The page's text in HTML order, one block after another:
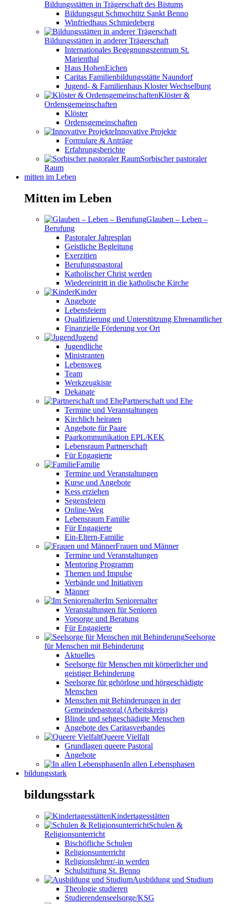
Bildungsstätten in Trägerschaft des Bistums
Bildungsgut Schmochtitz Sankt Benno
Winfriedhaus Schmiedeberg
Bildungsstätten in anderer Trägerschaft
Internationales Begegnungszentrum St.
Marienthal
Haus HohenEichen
Caritas Familienbildungsstätte Naundorf
Jugend- & Familienhaus Kloster Wechselburg
Klöster &
Ordensgemeinschaften
Klöster
Ordensgemeinschaften
Innovative Projekte
Formulare & Anträge
Erfahrungsberichte
Sorbischer pastoraler
Raum
mitten im Leben
Mitten im Leben
Glauben – Leben –
Berufung
Pastoraler Jahresplan
Geistliche Begleitung
Exerzitien
Berufungspastoral
Katholischer Christ werden
Wiedereintritt in die katholische Kirche
Kinder
Angebote
Lebensfeiern
Qualifizierung und Unterstützung Ehrenamtlicher
Finanzielle Förderung vor Ort
Jugend
Jugendliche
Ministranten
Lebensweg
Team
Werkzeugkiste
Dekanate
Partnerschaft und Ehe
Termine und Veranstaltungen
Kirchlich heiraten
Angebote für Paare
Paarkommunikation EPL/KEK
Lebensraum Partnerschaft
Für Engagierte
Familie
Termine und Veranstaltungen
Kurse und Angebote
Kess erziehen
Segensfeiern
Online-Weg
Lebensraum Familie
Für Engagierte
Ein-Eltern-Familie
Frauen und Männer
Termine und Veranstaltungen
Mentoring Programm
Themen und Impulse
Verbände und Initiativen
Männer
Im Seniorenalter
Veranstaltungen für Senioren
Vorsorge und Beratung
Für Engagierte
Seelsorge
für Menschen mit Behinderung
Aktuelles
Seelsorge für Menschen mit körperlicher und
geistiger Behinderung
Seelsorge für gehörlose und hörgeschädigte
Menschen
Menschen mit Behinderungen in der
Gemeindepastoral (Arbeitskreis)
Blinde und sehgeschädigte Menschen
Angebote des Caritasverbandes
Queere Vielfalt
Grundlagen queere Pastoral
Angebote
In allen Lebensphasen
bildungsstark
bildungsstark
Kindertagesstätten
Schulen &
Religionsunterricht
Bischöfliche Schulen
Religionsunterricht
Religionslehrer/-in werden
Schulstiftung St. Benno
Ausbildung und Studium
Theologie studieren
Studierendenseelsorge/KSG